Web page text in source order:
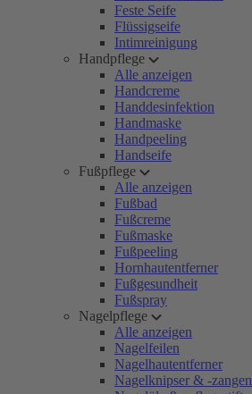
Feste Seife
Flüssigseife
Intimreinigung
Handpflege
Alle anzeigen
Handcreme
Handdesinfektion
Handmaske
Handpeeling
Handseife
Fußpflege
Alle anzeigen
Fußbad
Fußcreme
Fußmaske
Fußpeeling
Hornhautentferner
Fußgesundheit
Fußspray
Nagelpflege
Alle anzeigen
Nagelfeilen
Nagelhautentferner
Nagelknipser & -zangen